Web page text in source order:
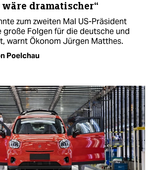
wäre dramatischer“
zum zweiten Mal US-Präsident
große Folgen für die deutsche und
warnt Ökonom Jürgen Matthes.
Poelchau